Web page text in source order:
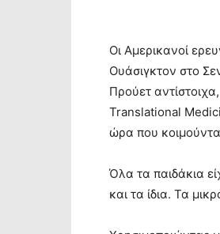
Οι Αμερικανοί
Ουάσιγκτον στο
Προύετ
Translational
ώρα που
Όλα τα παιδάκια
και τα ίδια. Τα